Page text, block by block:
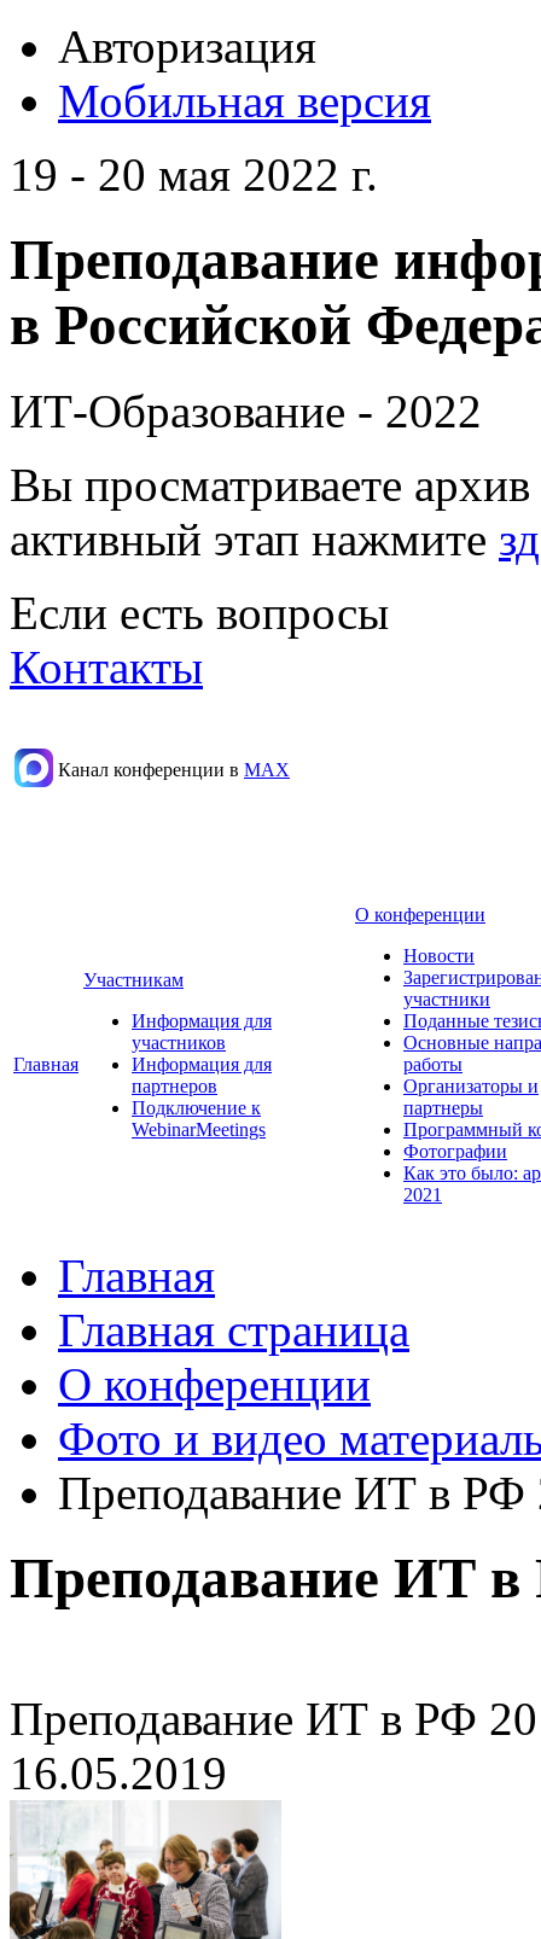
Авторизация
Мобильная версия
19 - 20 мая 2022 г.
Преподавание
в Российской
ИТ-Образование - 2022
Вы просматриваете
активный этап нажмите
Если есть вопросы
Контакты
Канал конференции в МАХ
Главная
Участникам
Информация для
участников
Информация для
партнеров
Подключение к
WebinarMeetings
О конференции
Новости
участники
Поданные
Основные
работы
Организаторы и
партнеры
Программный
Фотографии
Как это было:
2021
Главная
Главная страница
О конференции
Фото и видео
Преподавание ИТ в РФ
Преподавание ИТ в
Преподавание ИТ в РФ
16.05.2019